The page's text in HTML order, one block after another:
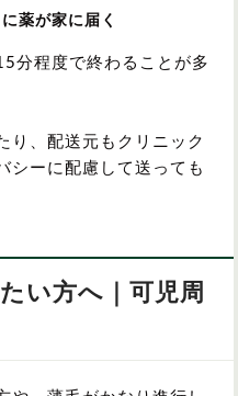
薬が家に届く
分程度で終わることが多
り、配送元もクリニック
シーに配慮して送っても
い方へ｜可児周